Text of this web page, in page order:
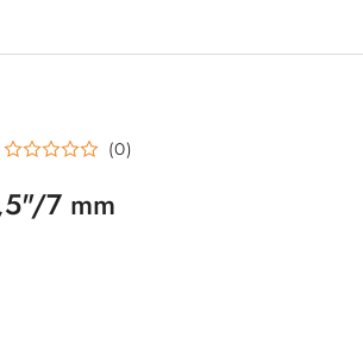
(0)
7 mm